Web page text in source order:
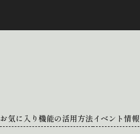
お気に入り機能の活用方法イベント情報